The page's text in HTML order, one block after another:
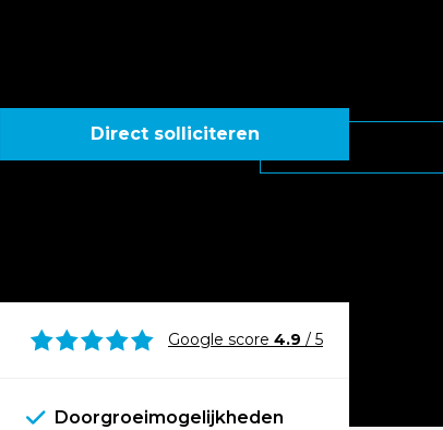
Direct solliciteren
Google score 4.9 / 5
Doorgroeimogelijkheden